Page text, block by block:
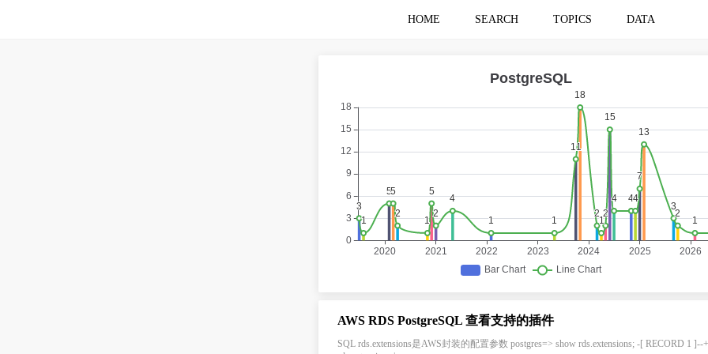
HOME SEARCH TOPICS DATA
AWS RDS PostgreSQL 查看支持的插件
SQL rds.extensions是AWS封装的配置参数 postgres=> show rds.extensions; -[ RECORD 1 ]--